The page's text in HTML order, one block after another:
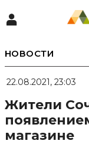
НОВОСТИ
22.08.2021, 23:03
Жители
магазине